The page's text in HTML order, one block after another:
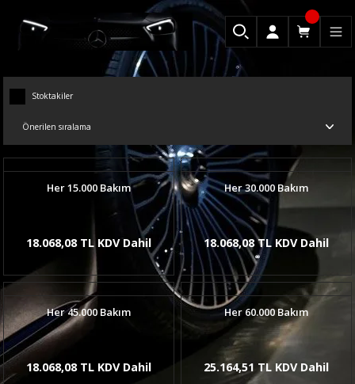
Stoktakiler
Her 15.000 Bakım
18.068,08 TL KDV Dahil
Her 30.000 Bakım
18.068,08 TL KDV Dahil
Her 45.000 Bakım
18.068,08 TL KDV Dahil
Her 60.000 Bakım
25.164,51 TL KDV Dahil